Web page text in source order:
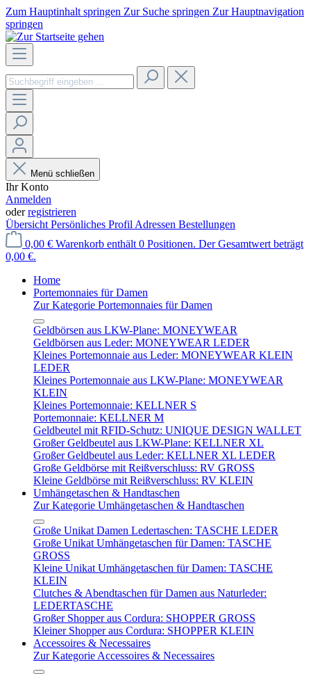
Zum Hauptinhalt springen Zur Suche springen Zur Hauptnavigation
springen
Menü schließen
Ihr Konto
Anmelden
oderregistrieren
Übersicht Persönliches Profil Adressen Bestellungen
0,00 € Warenkorb enthält 0 Positionen. Der Gesamtwert beträgt
0,00 €.
Home
Portemonnaies für Damen
Zur Kategorie Portemonnaies für Damen
Geldbörsen aus LKW-Plane: MONEYWEAR
Geldbörsen aus Leder: MONEYWEAR LEDER
Kleines Portemonnaie aus Leder: MONEYWEAR KLEIN
LEDER
Kleines Portemonnaie aus LKW-Plane: MONEYWEAR
KLEIN
Kleines Portemonnaie: KELLNER S
Portemonnaie: KELLNER M
Geldbeutel mit RFID-Schutz: UNIQUE DESIGN WALLET
Großer Geldbeutel aus LKW-Plane: KELLNER XL
Großer Geldbeutel aus Leder: KELLNER XL LEDER
Große Geldbörse mit Reißverschluss: RV GROSS
Kleine Geldbörse mit Reißverschluss: RV KLEIN
Umhängetaschen & Handtaschen
Zur Kategorie Umhängetaschen & Handtaschen
Große Unikat Damen Ledertaschen: TASCHE LEDER
Große Unikat Umhängetaschen für Damen: TASCHE
GROSS
Kleine Unikat Umhängetaschen für Damen: TASCHE
KLEIN
Clutches & Abendtaschen für Damen aus Naturleder:
LEDERTASCHE
Großer Shopper aus Cordura: SHOPPER GROSS
Kleiner Shopper aus Cordura: SHOPPER KLEIN
Accessoires & Necessaires
Zur Kategorie Accessoires & Necessaires